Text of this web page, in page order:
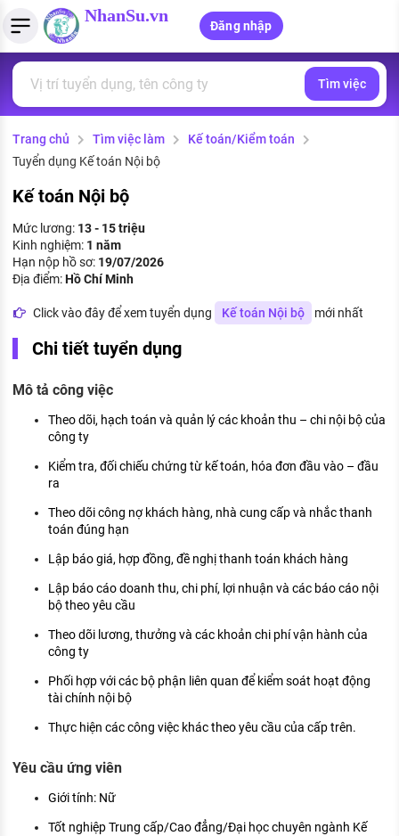
NhanSu.vn
Đăng nhập
Tìm việc làm
Việc làm ngành luật
Việc làm tốt nhất
CÔNG TY
Danh sách nhà tuyển dụng
Nhà tuyển dụng hàng đầu
Quản lý CV
Tải CV lên
MẪU CV THEO STYLE
Mẫu CV đơn giản
Mẫu CV hiện đại
Tính lương Gross - Net
Tính thuế thu nhập cá nhân
PHÁP LUẬT VIỆT NAM
Văn bản pháp luật
Chính sách mới
PHÁP LUẬT LAO ĐỘNG
Lao động và tiền lương
Bảo hiểm và phúc lợi
Thuế thu nhập
Hồ sơ biểu mẫu
Chính sách lao động
KHÁM PHÁ NGHỀ NGHIỆP
Tử vi nghề nghiệp
Kỹ năng nghề nghiệp
HƯỚNG NGHIỆP VIỆC LÀM
Xu hướng việc làm
XÂY DỰNG VÀ PHÁT TRIỂN ĐỘI NGŨ
NHÂN SỰ
Tìm việc
Trang chủ Tìm việc làm
Kế toán/Kiểm toán
Tuyển dụng Kế toán Nội bộ
Kế toán Nội bộ
Mức lương: 13 - 15 triệu
Kinh nghiệm: 1 năm
Hạn nộp hồ sơ: 19/07/2026
Địa điểm:Hồ Chí Minh
Click vào đây để xem tuyển dụng Kế toán Nội bộ mới nhất
Chi tiết tuyển dụng
Mô tả công việc
Theo dõi, hạch toán và quản lý các khoản thu – chi nội bộ của
công ty
Kiểm tra, đối chiếu chứng từ kế toán, hóa đơn đầu vào – đầu
ra
Theo dõi công nợ khách hàng, nhà cung cấp và nhắc thanh
toán đúng hạn
Lập báo giá, hợp đồng, đề nghị thanh toán khách hàng
Lập báo cáo doanh thu, chi phí, lợi nhuận và các báo cáo nội
bộ theo yêu cầu
Theo dõi lương, thưởng và các khoản chi phí vận hành của
công ty
Phối hợp với các bộ phận liên quan để kiểm soát hoạt động
tài chính nội bộ
Thực hiện các công việc khác theo yêu cầu của cấp trên.
Yêu cầu ứng viên
Giới tính: Nữ
Tốt nghiệp Trung cấp/Cao đẳng/Đại học chuyên ngành Kế